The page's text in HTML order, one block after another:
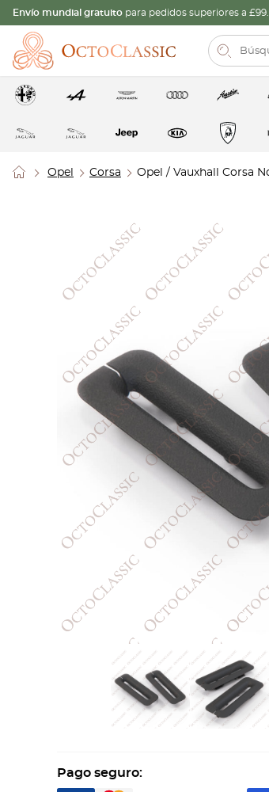
Envío mundial gratuito para pedidos superiores a
Opel Corsa Opel / Vauxhall Corsa
Pago seguro: